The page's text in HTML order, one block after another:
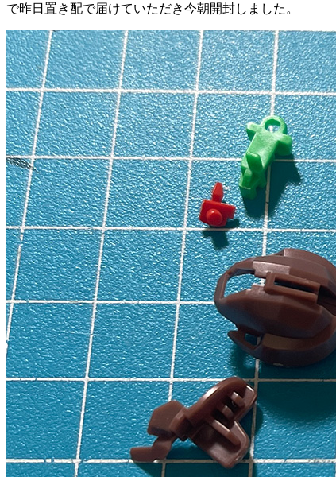
で昨日置き配で届けていただき今朝開封しました。